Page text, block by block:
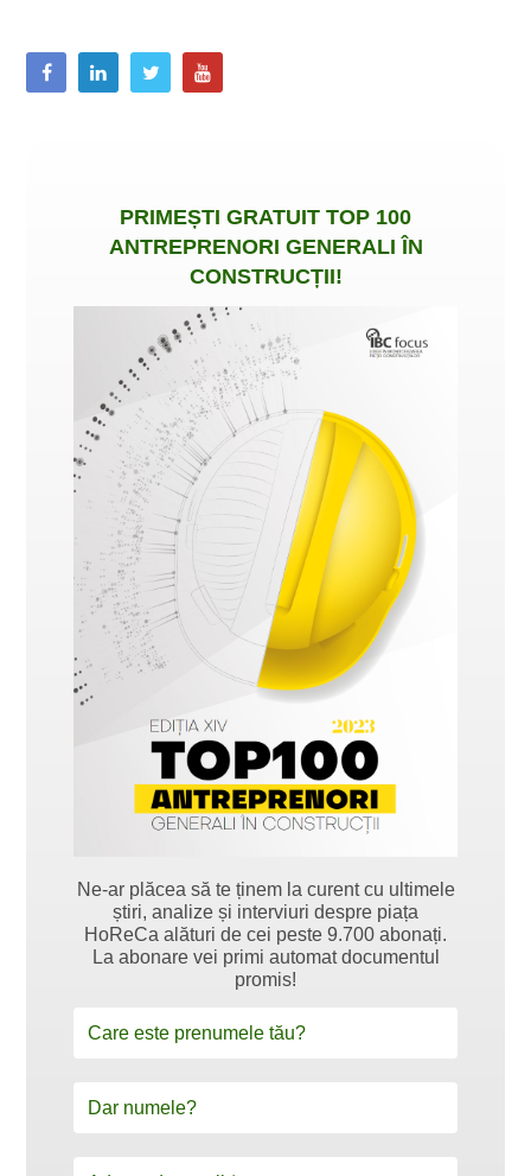
PRIMEȘTI GRATUIT TOP 100
ANTREPRENORI GENERALI ÎN
CONSTRUCȚII!
Ne-ar plăcea să te ținem la curent cu ultimele
știri, analize și interviuri despre piața
HoReCa alături de cei peste 9.700 abonați.
La abonare vei primi automat documentul
promis!